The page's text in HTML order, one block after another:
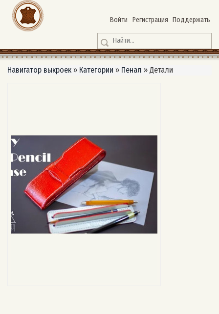
Войти Регистрация Поддержать
Навигатор выкроек » Категории » Пенал » Детали